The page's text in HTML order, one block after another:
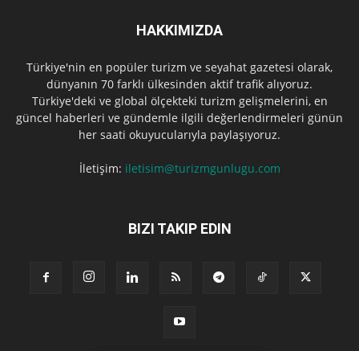
HAKKIMIZDA
Türkiye'nin en popüler turizm ve seyahat gazetesi olarak,
dünyanın 70 farklı ülkesinden aktif trafik alıyoruz.
Türkiye'deki ve global ölçekteki turizm gelişmelerini, en
güncel haberleri ve gündemle ilgili değerlendirmeleri günün
her saati okuyucularıyla paylaşıyoruz.
İletişim: iletisim@turizmgunlugu.com
BIZI TAKIP EDIN